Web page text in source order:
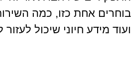
בוחרים אחת כזו, כמה
ועוד מידע חיוני שיכול